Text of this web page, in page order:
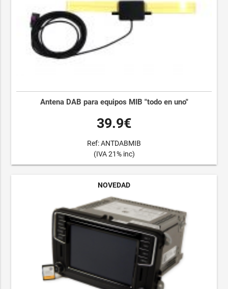
Antena DAB para equipos MIB "todo en uno"
39.9€
Ref: ANTDABMIB
(IVA 21% inc)
NOVEDAD